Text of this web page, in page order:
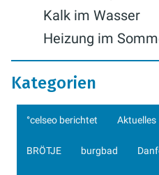
Kalk im Wasser
Heizung im
Kategorien
°celseo berichtet Aktuelles
BRÖTJE burgbad